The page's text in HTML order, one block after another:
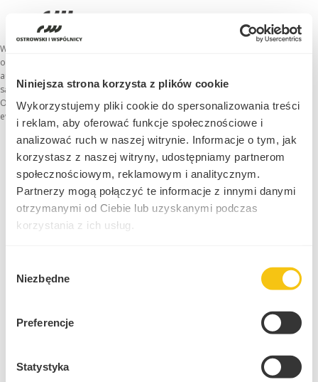
Niniejsza strona korzysta z plików cookie
Wykorzystujemy pliki cookie do spersonalizowania treści
i reklam, aby oferować funkcje społecznościowe i
analizować ruch w naszej witrynie. Informacje o tym, jak
korzystasz z naszej witryny, udostępniamy partnerom
społecznościowym, reklamowym i analitycznym.
Partnerzy mogą połączyć te informacje z innymi danymi
otrzymanymi od Ciebie lub uzyskanymi podczas
korzystania z ich usług.
zgody
Niezbędne
Preferencje
Statystyka
Wpis nie stanowi porady ani opinii prawnej w rozumieniu przepisów prawa
oraz ma charakter wyłącznie informacyjny. Stanowi wyraz poglądów jego
autora na tematy prawnicze związane z treścią przepisów prawa, orzeczeń
sądów, interpretacji organów państwowych i publikacji prasowych. Kancelaria
Ostrowski i Wspólnicy Sp.K. i autor wpisu nie ponoszą odpowiedzialności za
ewentualne skutki decyzji podejmowanych na jego podstawie.
© Ostrowski i Wspólnicy | www.ostrowski.legal| Wszystkie prawa zastrzeżone
|Polityka prywatności